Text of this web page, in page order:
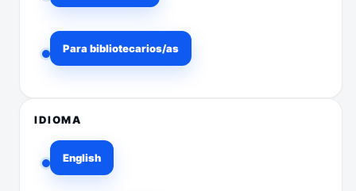
Para bibliotecarios/as
IDIOMA
English